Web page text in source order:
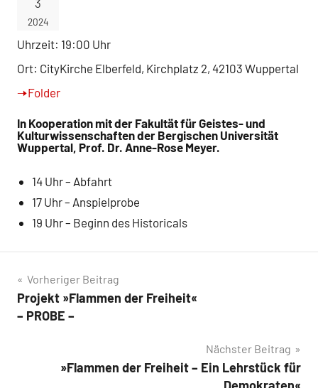
2024
Uhrzeit: 19:00 Uhr
Ort: CityKirche Elberfeld, Kirchplatz 2, 42103 Wuppertal
🠢Folder
In Kooperation mit der Fakultät für Geistes- und
Kulturwissenschaften der Bergischen Universität
Wuppertal, Prof. Dr. Anne-Rose Meyer.
14 Uhr – Abfahrt
17 Uhr – Anspielprobe
19 Uhr – Beginn des Historicals
Beitragsnavigation
Vorheriger Beitrag
Projekt »Flammen der Freiheit«
– PROBE –
Nächster Beitrag
»Flammen der Freiheit – Ein Lehrstück für